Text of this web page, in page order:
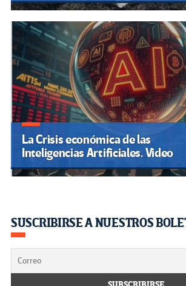
La Crisis económica de las
Inteligencias Artificiales. Video
SUSCRIBIRSE A NUESTROS